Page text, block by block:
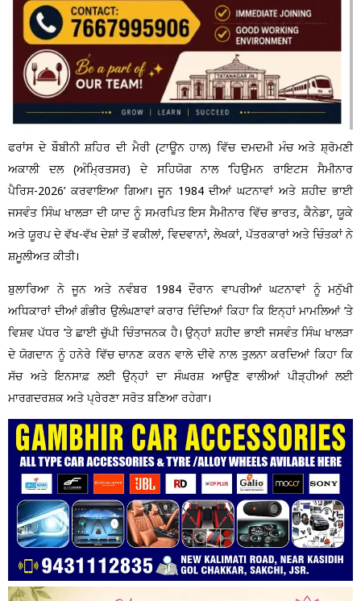
ਫਰਾਂਸ ਦੇ ਬੌਬੀਨੀ ਸ਼ਹਿਰ ਦੀ ਮੈਰੀ (ਟਾਊਨ ਹਾਲ) ਵਿੱਚ ਦਮਦਮੀ ਮੰਚ ਅਤੇ ਸ਼੍ਰੋਮਣੀ
ਅਕਾਲੀ ਦਲ (ਅੰਮ੍ਰਿਤਸਰ) ਦੇ ਸਹਿਯੋਗ ਨਾਲ ‘ਹਿਉਮਨ ਰਾਇਟਸ ਸੈਮੀਨਾਰ
ਪੈਰਿਸ-2026’ ਕਰਵਾਇਆ ਗਿਆ। ਜੂਨ 1984 ਦੀਆਂ ਘਟਨਾਵਾਂ ਅਤੇ ਸ਼ਹੀਦ ਭਾਈ
ਜਸਵੰਤ ਸਿੰਘ ਖਾਲੜਾ ਦੀ ਯਾਦ ਨੂੰ ਸਮਰਪਿਤ ਇਸ ਸੈਮੀਨਾਰ ਵਿੱਚ ਭਾਰਤ, ਕੈਨੇਡਾ, ਯੂਕੇ
ਅਤੇ ਯੂਰਪ ਦੇ ਵੱਖ-ਵੱਖ ਦੇਸ਼ਾਂ ਤੋਂ ਵਕੀਲਾਂ, ਵਿਦਵਾਨਾਂ, ਲੇਖਕਾਂ, ਪੱਤਰਕਾਰਾਂ ਅਤੇ ਚਿੰਤਕਾਂ ਨੇ
ਸ਼ਮੂਲੀਅਤ ਕੀਤੀ।
ਬੁਲਾਰਿਆ ਨੇ ਜੂਨ ਅਤੇ ਨਵੰਬਰ 1984 ਦੌਰਾਨ ਵਾਪਰੀਆਂ ਘਟਨਾਵਾਂ ਨੂੰ ਮਨੁੱਖੀ
ਅਧਿਕਾਰਾਂ ਦੀਆਂ ਗੰਭੀਰ ਉਲੰਘਣਾਵਾਂ ਕਰਾਰ ਦਿੰਦਿਆਂ ਕਿਹਾ ਕਿ ਇਨ੍ਹਾਂ ਮਾਮਲਿਆਂ ’ਤੇ
ਵਿਸ਼ਵ ਪੱਧਰ ’ਤੇ ਛਾਈ ਚੁੱਪੀ ਚਿੰਤਾਜਨਕ ਹੈ। ਉਨ੍ਹਾਂ ਸ਼ਹੀਦ ਭਾਈ ਜਸਵੰਤ ਸਿੰਘ ਖਾਲੜਾ
ਦੇ ਯੋਗਦਾਨ ਨੂੰ ਹਨੇਰੇ ਵਿੱਚ ਚਾਨਣ ਕਰਨ ਵਾਲੇ ਦੀਵੇ ਨਾਲ ਤੁਲਨਾ ਕਰਦਿਆਂ ਕਿਹਾ ਕਿ
ਸੱਚ ਅਤੇ ਇਨਸਾਫ਼ ਲਈ ਉਨ੍ਹਾਂ ਦਾ ਸੰਘਰਸ਼ ਆਉਣ ਵਾਲੀਆਂ ਪੀੜ੍ਹੀਆਂ ਲਈ
ਮਾਰਗਦਰਸ਼ਕ ਅਤੇ ਪ੍ਰੇਰਣਾ ਸਰੋਤ ਬਣਿਆ ਰਹੇਗਾ।